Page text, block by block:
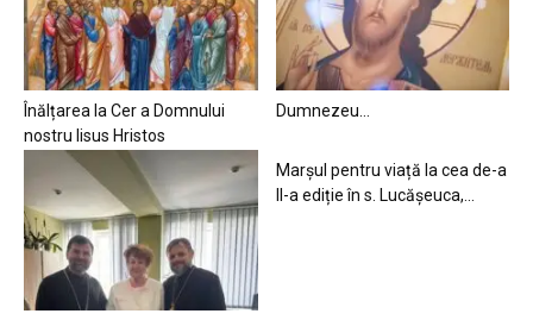
Înălțarea la Cer a Domnului
nostru Iisus Hristos
Dumnezeu…
Marșul pentru viață la cea de-a
II-a ediție în s. Lucășeuca,...